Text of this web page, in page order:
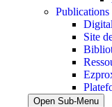
Publications
Site
Open Sub-Menu